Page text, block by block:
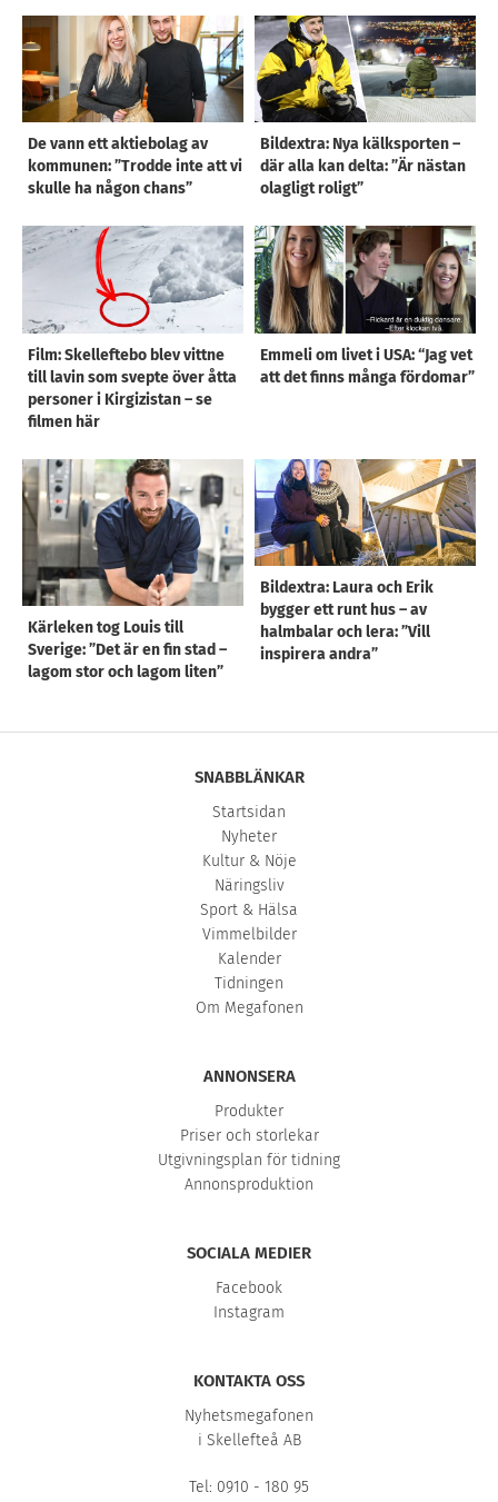
De vann ett aktiebolag av
kommunen: ”Trodde inte att vi
skulle ha någon chans”
Bildextra: Nya kälksporten –
där alla kan delta: ”Är nästan
olagligt roligt”
Film: Skelleftebo blev vittne
till lavin som svepte över åtta
personer i Kirgizistan – se
filmen här
Emmeli om livet i USA: “Jag vet
att det finns många fördomar”
Kärleken tog Louis till
Sverige: ”Det är en fin stad –
lagom stor och lagom liten”
Bildextra: Laura och Erik
bygger ett runt hus – av
halmbalar och lera: ”Vill
inspirera andra”
SNABBLÄNKAR
Startsidan
Nyheter
Kultur & Nöje
Näringsliv
Sport & Hälsa
Vimmelbilder
Kalender
Tidningen
Om Megafonen
ANNONSERA
Produkter
Priser och storlekar
Utgivningsplan för tidning
Annonsproduktion
SOCIALA MEDIER
Facebook
Instagram
KONTAKTA OSS
Nyhetsmegafonen
i Skellefteå AB
Tel: 0910 - 180 95